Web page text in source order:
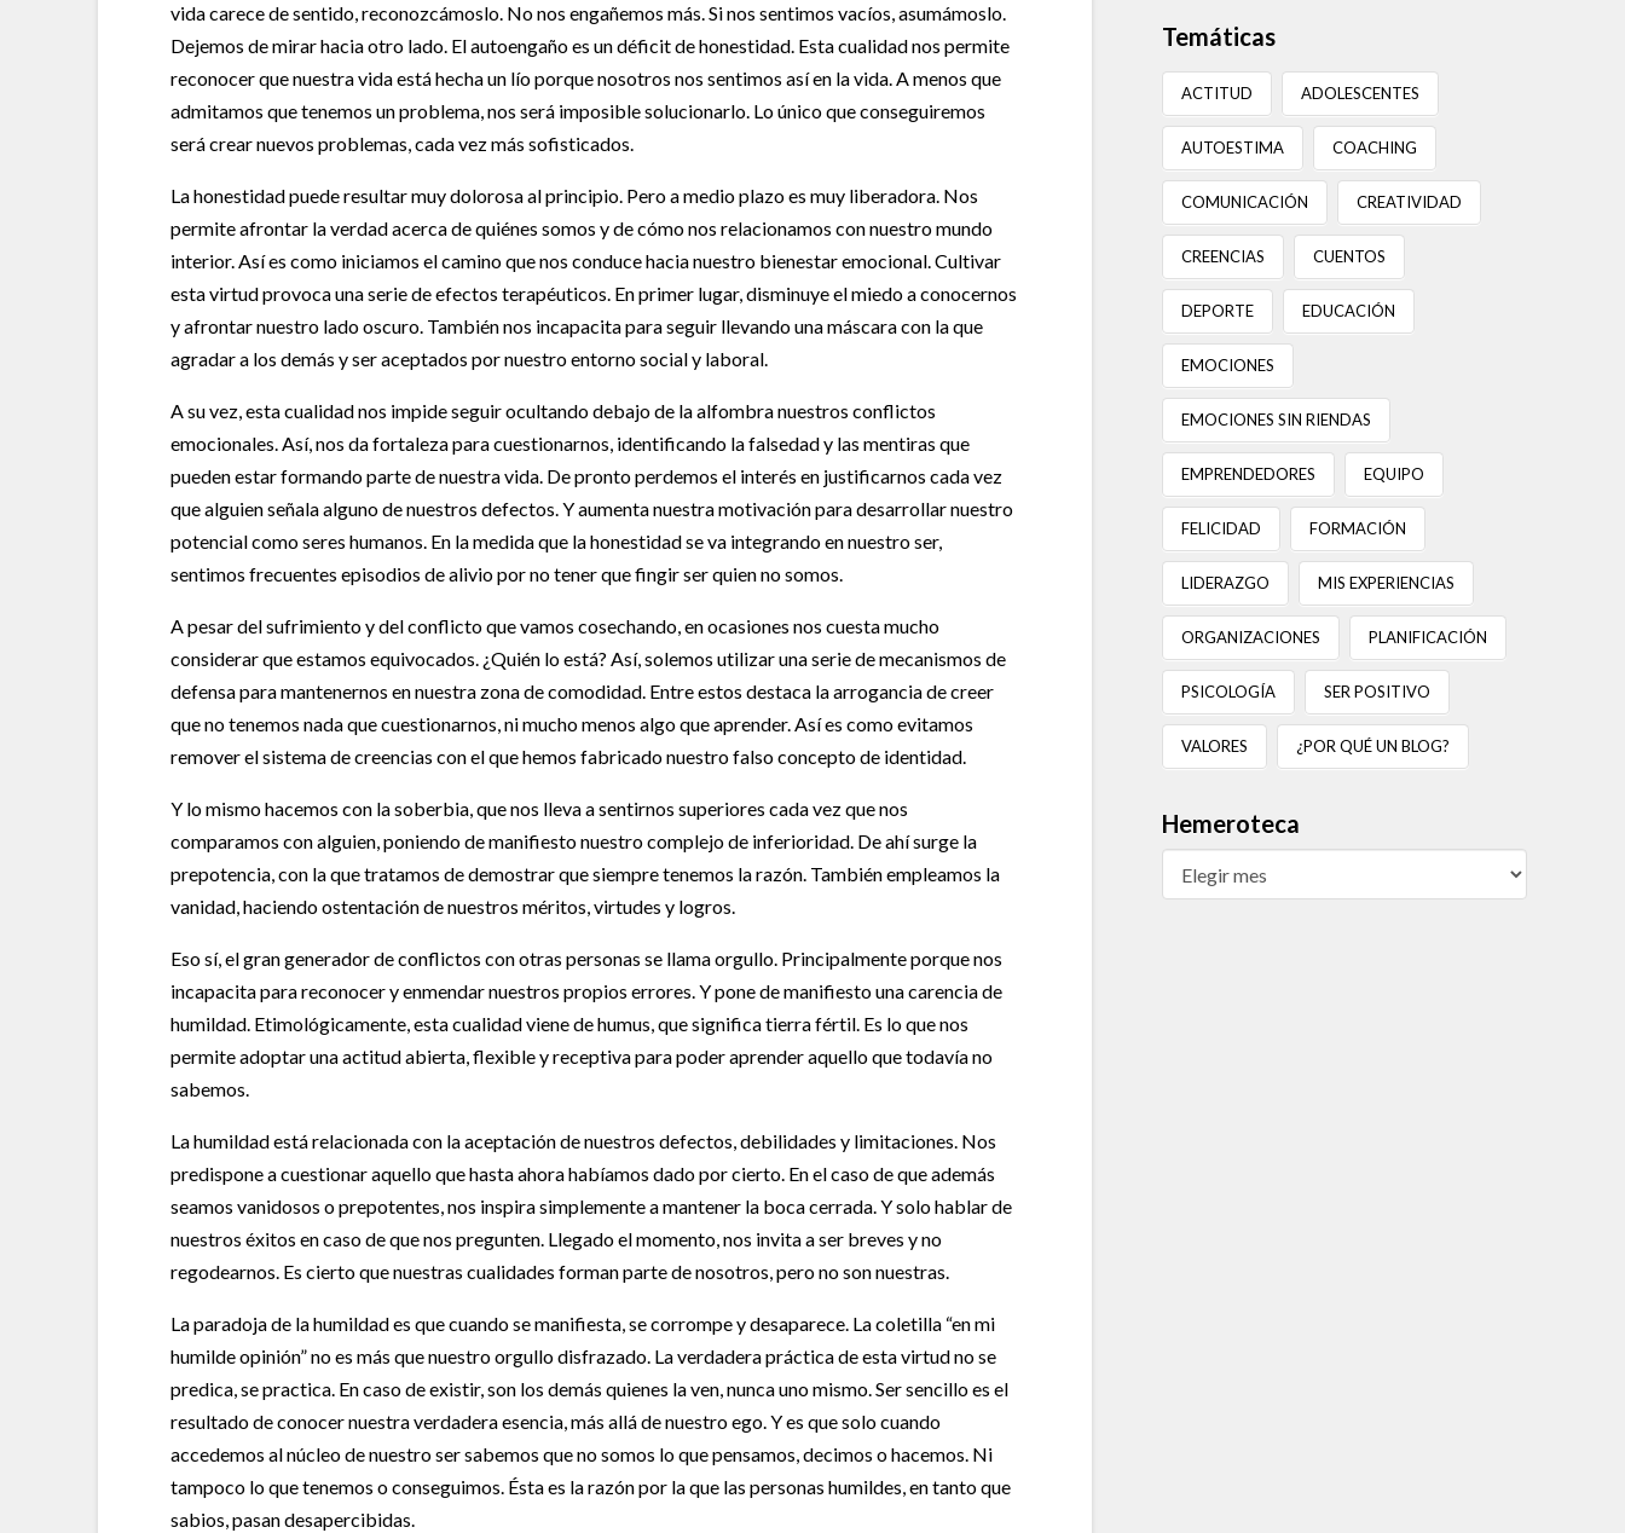
vida carece de sentido, reconozcámoslo. No nos engañemos más. Si nos sentimos vacíos, asumámoslo.
Dejemos de mirar hacia otro lado. El autoengaño es un déficit de honestidad. Esta cualidad nos permite
reconocer que nuestra vida está hecha un lío porque nosotros nos sentimos así en la vida. A menos que
admitamos que tenemos un problema, nos será imposible solucionarlo. Lo único que conseguiremos
será crear nuevos problemas, cada vez más sofisticados.
La honestidad puede resultar muy dolorosa al principio. Pero a medio plazo es muy liberadora. Nos
permite afrontar la verdad acerca de quiénes somos y de cómo nos relacionamos con nuestro mundo
interior. Así es como iniciamos el camino que nos conduce hacia nuestro bienestar emocional. Cultivar
esta virtud provoca una serie de efectos terapéuticos. En primer lugar, disminuye el miedo a conocernos
y afrontar nuestro lado oscuro. También nos incapacita para seguir llevando una máscara con la que
agradar a los demás y ser aceptados por nuestro entorno social y laboral.
A su vez, esta cualidad nos impide seguir ocultando debajo de la alfombra nuestros conflictos
emocionales. Así, nos da fortaleza para cuestionarnos, identificando la falsedad y las mentiras que
pueden estar formando parte de nuestra vida. De pronto perdemos el interés en justificarnos cada vez
que alguien señala alguno de nuestros defectos. Y aumenta nuestra motivación para desarrollar nuestro
potencial como seres humanos. En la medida que la honestidad se va integrando en nuestro ser,
sentimos frecuentes episodios de alivio por no tener que fingir ser quien no somos.
A pesar del sufrimiento y del conflicto que vamos cosechando, en ocasiones nos cuesta mucho
considerar que estamos equivocados. ¿Quién lo está? Así, solemos utilizar una serie de mecanismos de
defensa para mantenernos en nuestra zona de comodidad. Entre estos destaca la arrogancia de creer
que no tenemos nada que cuestionarnos, ni mucho menos algo que aprender. Así es como evitamos
remover el sistema de creencias con el que hemos fabricado nuestro falso concepto de identidad.
Y lo mismo hacemos con la soberbia, que nos lleva a sentirnos superiores cada vez que nos
comparamos con alguien, poniendo de manifiesto nuestro complejo de inferioridad. De ahí surge la
prepotencia, con la que tratamos de demostrar que siempre tenemos la razón. También empleamos la
vanidad, haciendo ostentación de nuestros méritos, virtudes y logros.
Eso sí, el gran generador de conflictos con otras personas se llama orgullo. Principalmente porque nos
incapacita para reconocer y enmendar nuestros propios errores. Y pone de manifiesto una carencia de
humildad. Etimológicamente, esta cualidad viene de humus, que significa tierra fértil. Es lo que nos
permite adoptar una actitud abierta, flexible y receptiva para poder aprender aquello que todavía no
sabemos.
La humildad está relacionada con la aceptación de nuestros defectos, debilidades y limitaciones. Nos
predispone a cuestionar aquello que hasta ahora habíamos dado por cierto. En el caso de que además
seamos vanidosos o prepotentes, nos inspira simplemente a mantener la boca cerrada. Y solo hablar de
nuestros éxitos en caso de que nos pregunten. Llegado el momento, nos invita a ser breves y no
regodearnos. Es cierto que nuestras cualidades forman parte de nosotros, pero no son nuestras.
La paradoja de la humildad es que cuando se manifiesta, se corrompe y desaparece. La coletilla “en mi
humilde opinión” no es más que nuestro orgullo disfrazado. La verdadera práctica de esta virtud no se
predica, se practica. En caso de existir, son los demás quienes la ven, nunca uno mismo. Ser sencillo es el
resultado de conocer nuestra verdadera esencia, más allá de nuestro ego. Y es que solo cuando
accedemos al núcleo de nuestro ser sabemos que no somos lo que pensamos, decimos o hacemos. Ni
tampoco lo que tenemos o conseguimos. Ésta es la razón por la que las personas humildes, en tanto que
sabios, pasan desapercibidas.
Temáticas
ACTITUD ADOLESCENTES
AUTOESTIMA COACHING
COMUNICACIÓN CREATIVIDAD
CREENCIAS CUENTOS
DEPORTE EDUCACIÓN
EMOCIONES
EMOCIONES SIN RIENDAS
EMPRENDEDORES EQUIPO
FELICIDAD FORMACIÓN
LIDERAZGO MIS EXPERIENCIAS
ORGANIZACIONES PLANIFICACIÓN
PSICOLOGÍA SER POSITIVO
VALORES ¿POR QUÉ UN BLOG?
Hemeroteca
Hemeroteca